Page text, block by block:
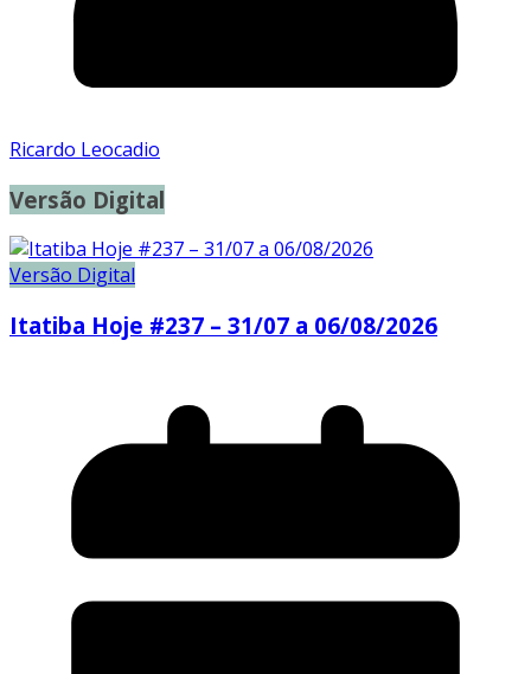
Ricardo Leocadio
Versão Digital
Versão Digital
Itatiba Hoje #237 – 31/07 a 06/08/2026